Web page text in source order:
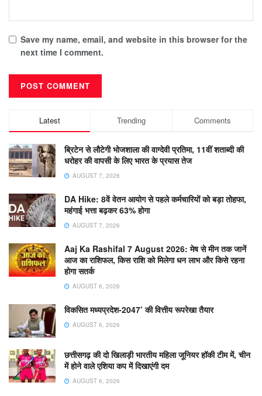
Save my name, email, and website in this browser for the
next time I comment.
Latest Trending Comments
ब्रिटेन से लौटेगी भोजशाला की वाग्देवी प्रतिमा, 11वीं शताब्दी की
धरोहर की वापसी के लिए भारत के प्रयास तेज
AUGUST 7, 2026
DA Hike: 8वें वेतन आयोग से पहले कर्मचारियों को बड़ा तोहफा,
महंगाई भत्ता बढ़कर 63% होगा
AUGUST 7, 2026
Aaj Ka Rashifal 7 August 2026: मेष से मीन तक जानें
आज का राशिफल, किस राशि को मिलेगा धन लाभ और किसे रहना
होगा सतर्क
AUGUST 6, 2026
विकसित मध्यप्रदेश-2047’ की वित्तीय रूपरेखा तैयार
AUGUST 6, 2026
छत्तीसगढ़ की दो खिलाड़ी भारतीय महिला जूनियर हॉकी टीम में, चीन
में होने वाले एशिया कप में दिखाएंगी दम
AUGUST 6, 2026